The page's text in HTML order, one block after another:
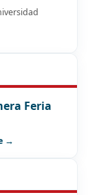
Feria
→